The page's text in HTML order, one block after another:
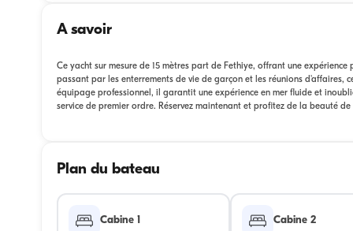
A savoir
Ce yacht sur mesure de 15 mètres part de Fethiye, offrant une
passant par les enterrements de vie de garçon et les réunions d'affaires,
équipage professionnel, il garantit une expérience en mer fluide et
service de premier ordre. Réservez maintenant et profitez de la beauté
Plan du bateau
Cabine 1 Cabine 2